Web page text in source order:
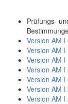
Prüfungs-
Version AM
Version AM
Version AM
Version AM
Version AM
Version AM
Version AM